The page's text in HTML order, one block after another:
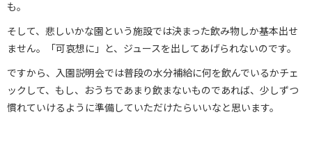
も。
そして、悲しいかな園という施設では決まった飲み物しか基本出せ
ません。「可哀想に」と、ジュースを出してあげられないのです。
ですから、入園説明会では普段の水分補給に何を飲んでいるかチェ
ックして、もし、おうちであまり飲まないものであれば、少しずつ
慣れていけるように準備していただけたらいいなと思います。